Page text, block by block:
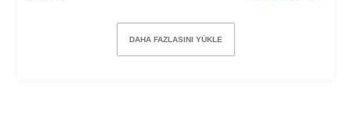
DAHA FAZLASINI YÜKLE